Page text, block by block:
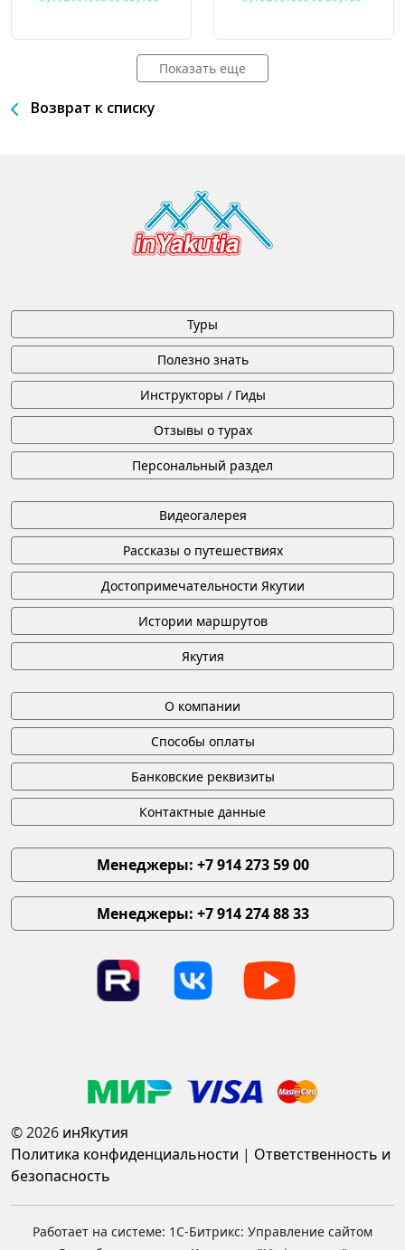
Показать еще
Возврат к списку
Туры
Полезно знать
Инструкторы / Гиды
Отзывы о турах
Персональный раздел
Видеогалерея
Рассказы о путешествиях
Достопримечательности Якутии
Истории маршрутов
Якутия
О компании
Способы оплаты
Банковские реквизиты
Контактные данные
Менеджеры: +7 914 273 59 00
Менеджеры: +7 914 274 88 33
© 2026 инЯкутия
Политика конфиденциальности | Ответственность и
безопасность
Работает на системе: 1С-Битрикс: Управление сайтом